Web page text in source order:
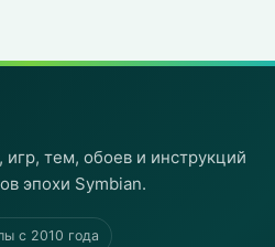
тем, обоев и инструкций
эпохи Symbian.
с 2010 года